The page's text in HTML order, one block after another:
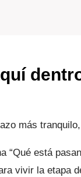
más
“Qué está
vivir la etapa